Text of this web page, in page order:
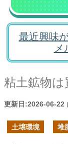
最近興味
メ
粘土鉱物
更新日:2026-06-22
土壌環境 堆